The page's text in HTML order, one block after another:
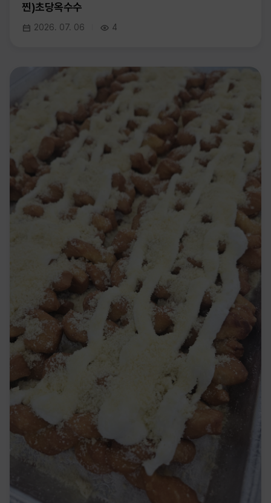
찐)초당옥수수
2026. 07. 06 4